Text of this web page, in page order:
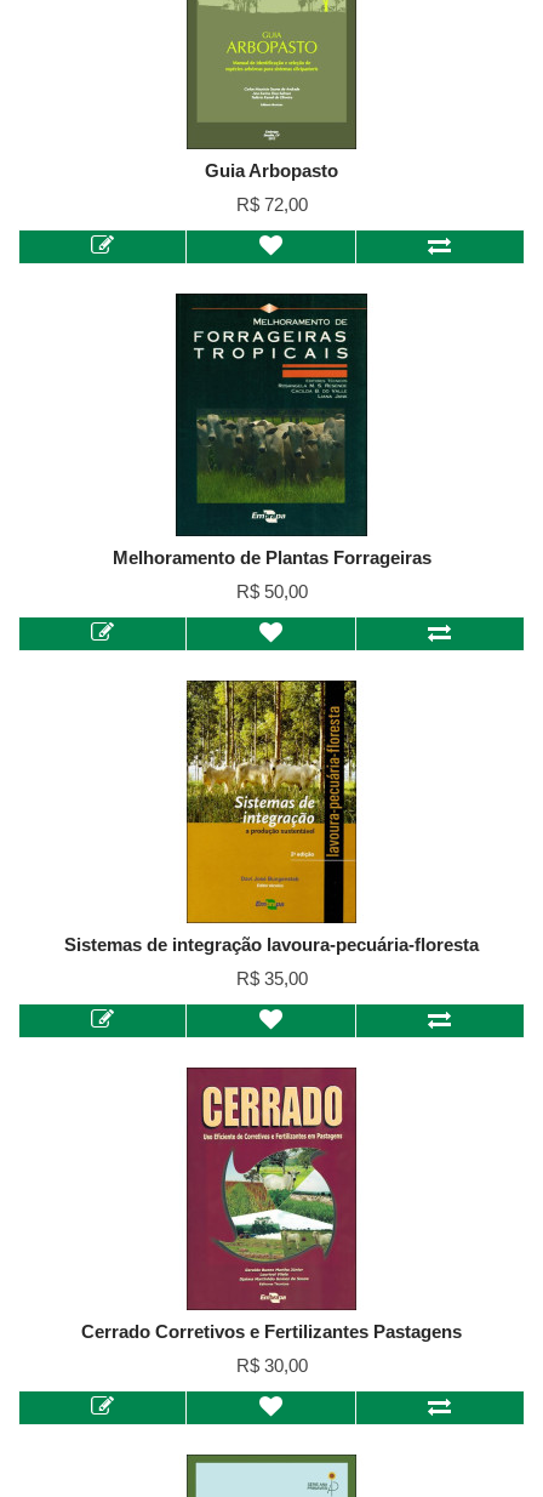
Guia Arbopasto
R$ 72,00
Melhoramento de Plantas Forrageiras
R$ 50,00
Sistemas de integração lavoura-pecuária-floresta
R$ 35,00
Cerrado Corretivos e Fertilizantes Pastagens
R$ 30,00